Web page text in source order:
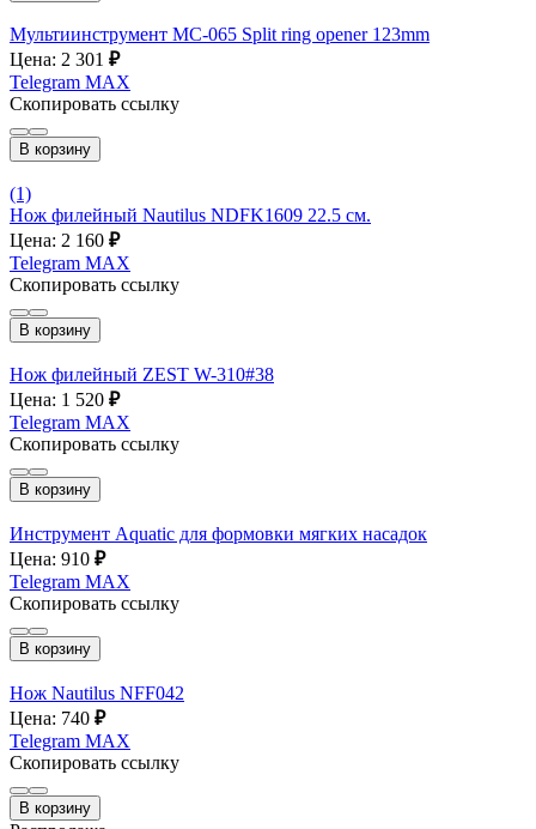
Мультиинструмент MC-065 Split ring opener 123mm
Цена: 2 301 ₽
Telegram MAX
Скопировать ссылку
В корзину
(1)
Нож филейный Nautilus NDFK1609 22.5 см.
Цена: 2 160 ₽
Telegram MAX
Скопировать ссылку
В корзину
Нож филейный ZEST W-310#38
Цена: 1 520 ₽
Telegram MAX
Скопировать ссылку
В корзину
Инструмент Aquatic для формовки мягких насадок
Цена: 910 ₽
Telegram MAX
Скопировать ссылку
В корзину
Нож Nautilus NFF042
Цена: 740 ₽
Telegram MAX
Скопировать ссылку
В корзину